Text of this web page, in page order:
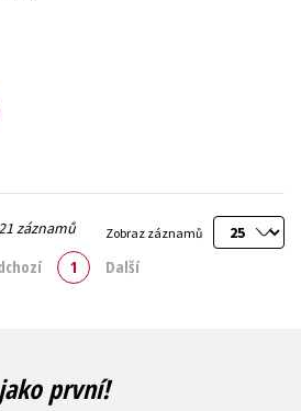
Zobraz záznamů
záznamů
1 Další
první!